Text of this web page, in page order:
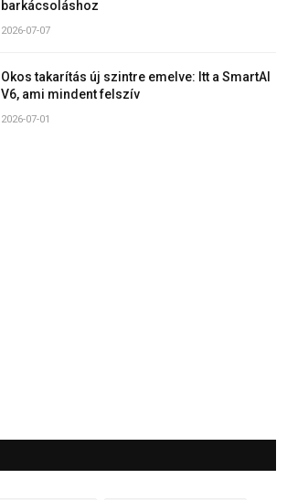
barkácsoláshoz
2026-07-07
Okos takarítás új szintre emelve: Itt a SmartAI
V6, ami mindent felszív
2026-07-01